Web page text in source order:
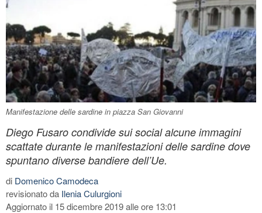
Manifestazione delle sardine in piazza San Giovanni
Diego Fusaro condivide sui social alcune immagini
scattate durante le manifestazioni delle sardine dove
spuntano diverse bandiere dell’Ue.
di Domenico Camodeca
revisionato da Ilenia Culurgioni
Aggiornato il 15 dicembre 2019 alle ore 13:01